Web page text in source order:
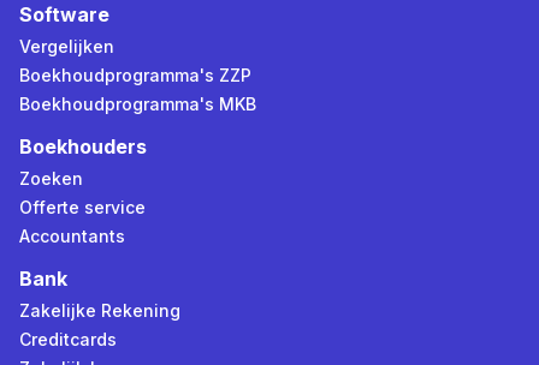
Software
Vergelijken
Boekhoudprogramma's ZZP
Boekhoudprogramma's MKB
Boekhouders
Zoeken
Offerte service
Accountants
Bank
Zakelijke Rekening
Creditcards